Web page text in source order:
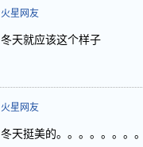
火星网友
冬天就应该这个样子
火星网友
冬天挺美的。。。。。。。。